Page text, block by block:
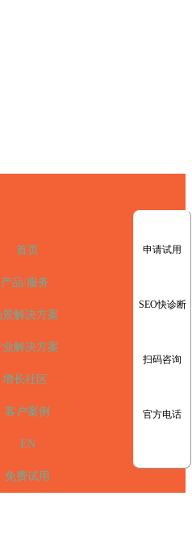
首页
产品/服务
景解决方案
业解决方案
增长社区
客户案例
EN
免费试用
申请试用
SEO快诊断
扫码咨询
官方电话